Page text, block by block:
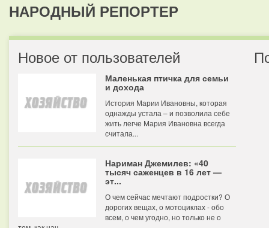
НАРОДНЫЙ РЕПОРТЕР
Новое от пользователей
Маленькая птичка для семьи
и дохода
История Марии Ивановны, которая
однажды устала – и позволила себе
жить легче Мария Ивановна всегда
считала...
Нариман Джемилев: «40
тысяч саженцев в 16 лет —
эт...
О чем сейчас мечтают подростки? О
дорогих вещах, о мотоциклах - обо
всем, о чем угодно, но только не о